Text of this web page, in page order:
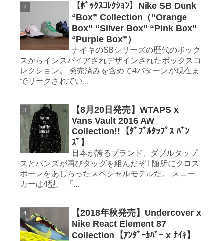
【ﾎﾞｯｸｽｺﾚｸｼｮﾝ】Nike SB Dunk
“Box” Collection（”Orange
Box” “Silver Box” “Pink Box”
“Purple Box”）
ナイキのSBシリーズの歴代のボック
スからインスパイアされデザインされたボックスコ
レクション。 発売済みを含めて4パターンが現在ま
でリークされてい...
【8月20日発売】WTAPS x
Vans Vault 2016 AW
Collection!!【ﾀﾞﾌﾞﾙﾀｯﾌﾟｽ ﾊﾞﾝ
ｽﾞ】
日本が誇るブランド、ダブルタップ
スとバンズが再びタッグを組んだぞ!! 随所にクロス
ボーンをあしらったスペシャルモデルだ。 スニー
カーは4型。 「...
【2018年秋発売】Undercover x
Nike React Element 87
Collection【ｱﾝﾀﾞｰｶﾊﾞｰ x ﾅｲｷ】